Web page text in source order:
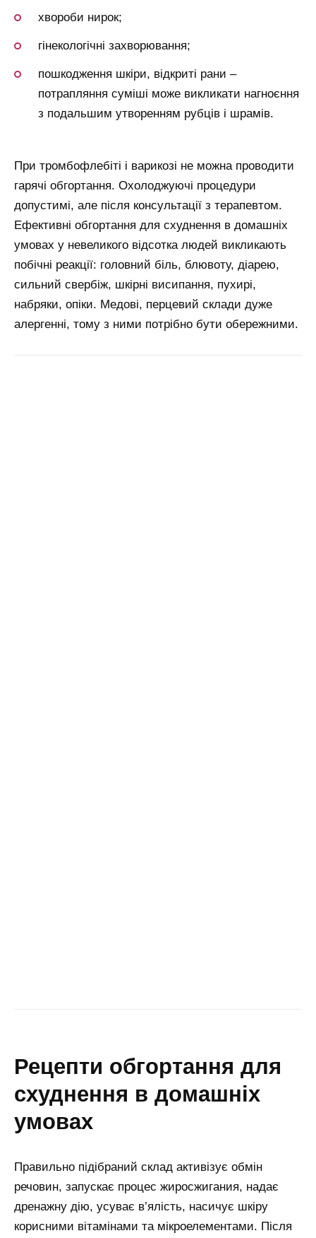
хвороби нирок;
гінекологічні захворювання;
пошкодження шкіри, відкриті рани –
потрапляння суміші може викликати нагноєння
з подальшим утворенням рубців і шрамів.
При тромбофлебіті і варикозі не можна проводити
гарячі обгортання. Охолоджуючі процедури
допустимі, але після консультації з терапевтом.
Ефективні обгортання для схуднення в домашніх
умовах у невеликого відсотка людей викликають
побічні реакції: головний біль, блювоту, діарею,
сильний свербіж, шкірні висипання, пухирі,
набряки, опіки. Медові, перцевий склади дуже
алергенні, тому з ними потрібно бути обережними.
рецепти обгортання для
схуднення в домашніх
умовах
Правильно підібраний склад активізує обмін
речовин, запускає процес жиросжигания, надає
дренажну дію, усуває в’ялість, насичує шкіру
корисними вітамінами та мікроелементами. Після